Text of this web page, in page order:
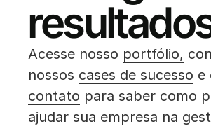
Acesse nosso portfólio,
nossos cases de sucesso e
contato para saber como
ajudar sua empresa na